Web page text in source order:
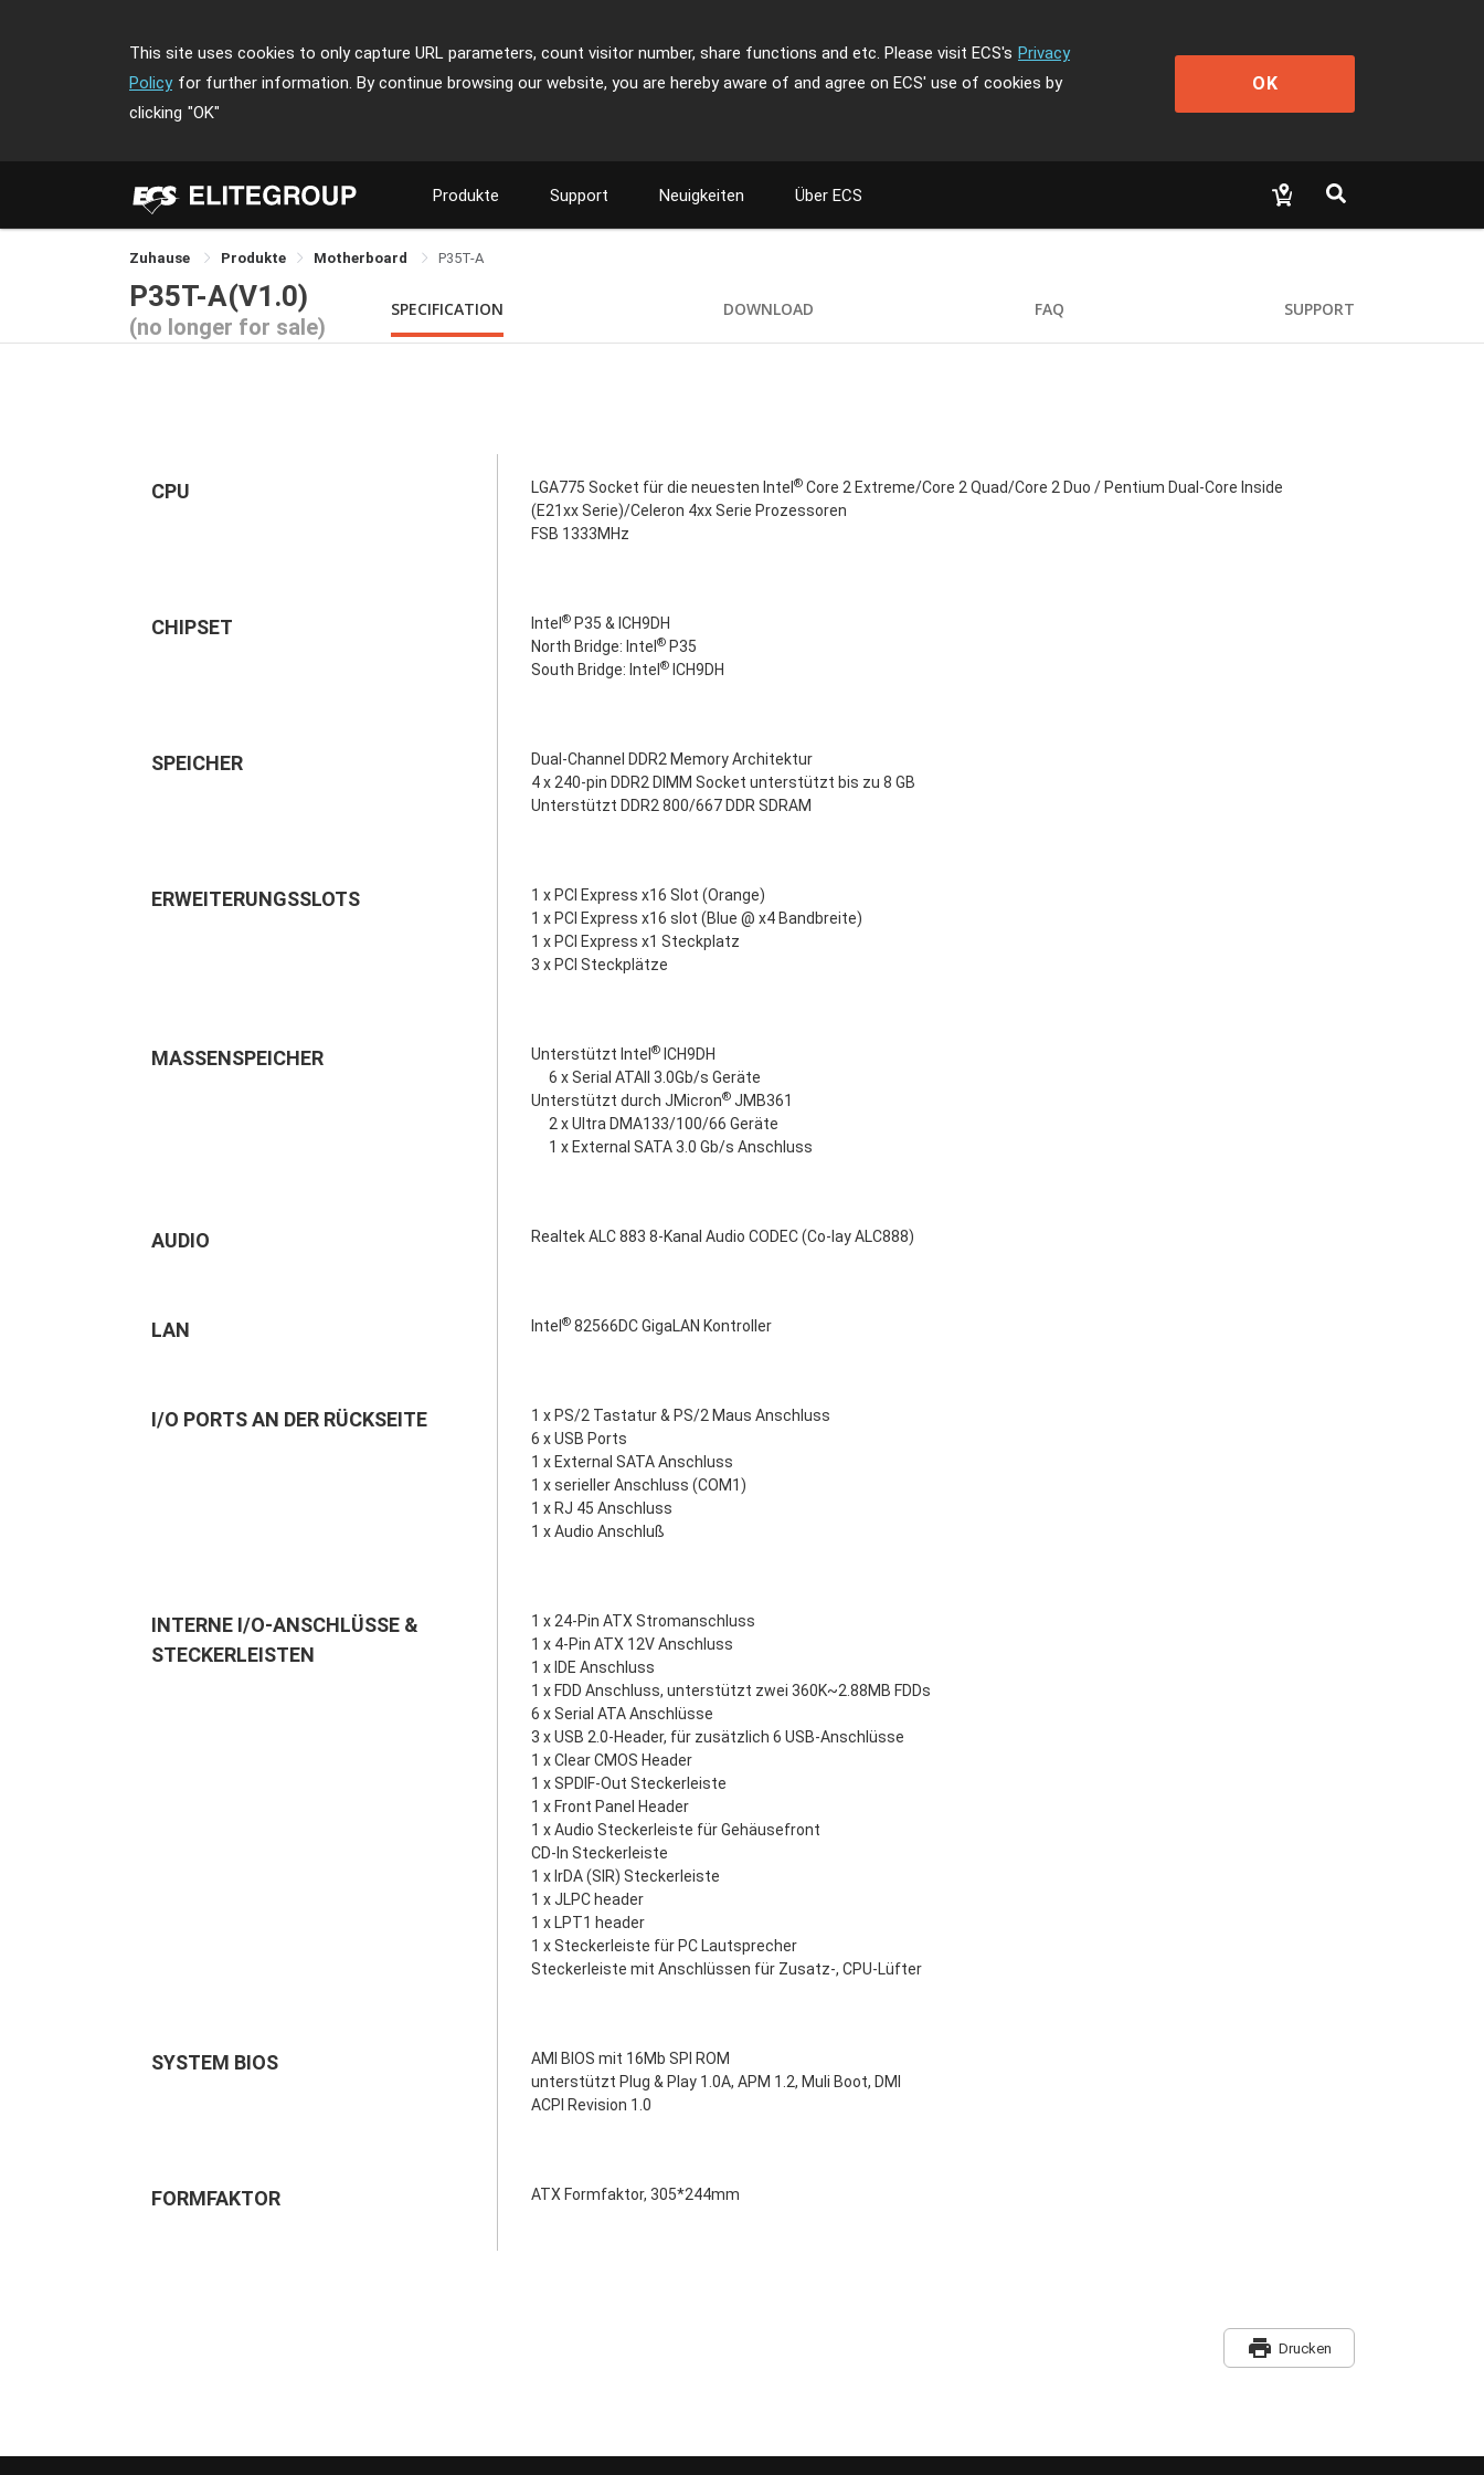
This site uses cookies to only capture URL parameters, count visitor number, share functions and etc. Please visit ECS's Privacy
Policy for further information. By continue browsing our website, you are hereby aware of and agree on ECS' use of cookies by
clicking "OK"
OK
Produkte Support Neuigkeiten Über ECS
Zuhause Produkte Motherboard P35T-A
P35T-A(V1.0)
(no longer for sale)
SPECIFICATION DOWNLOAD FAQ SUPPORT
CPU LGA775 Socket für die neuesten Intel ® Core 2 Extreme/Core 2 Quad/Core 2 Duo / Pentium Dual-Core Inside
(E21xx Serie)/Celeron 4xx Serie Prozessoren
FSB 1333MHz
CHIPSET Intel ® P35 & ICH9DH
North Bridge: Intel ® P35
South Bridge: Intel ® ICH9DH
SPEICHER
Dual-Channel DDR2 Memory Architektur
4 x 240-pin DDR2 DIMM Socket unterstützt bis zu 8 GB
Unterstützt DDR2 800/667 DDR SDRAM
ERWEITERUNGSSLOTS
1 x PCI Express x16 Slot (Orange)
1 x PCI Express x16 slot (Blue @ x4 Bandbreite)
1 x PCI Express x1 Steckplatz
3 x PCI Steckplätze
MASSENSPEICHER Unterstützt Intel ® ICH9DH
6 x Serial ATAII 3.0Gb/s Geräte
Unterstützt durch JMicron® JMB361
2 x Ultra DMA133/100/66 Geräte
1 x External SATA 3.0 Gb/s Anschluss
AUDIO Realtek ALC 883 8-Kanal Audio CODEC (Co-lay ALC888)
LAN Intel ® 82566DC GigaLAN Kontroller
I/O PORTS AN DER RÜCKSEITE
1 x PS/2 Tastatur & PS/2 Maus Anschluss
6 x USB Ports
1 x External SATA Anschluss
1 x serieller Anschluss (COM1)
1 x RJ 45 Anschluss
1 x Audio Anschluß
INTERNE I/O-ANSCHLÜSSE &
STECKERLEISTEN
1 x 24-Pin ATX Stromanschluss
1 x 4-Pin ATX 12V Anschluss
1 x IDE Anschluss
1 x FDD Anschluss, unterstützt zwei 360K~2.88MB FDDs
6 x Serial ATA Anschlüsse
3 x USB 2.0-Header, für zusätzlich 6 USB-Anschlüsse
1 x Clear CMOS Header
1 x SPDIF-Out Steckerleiste
1 x Front Panel Header
1 x Audio Steckerleiste für Gehäusefront
CD-In Steckerleiste
1 x IrDA (SIR) Steckerleiste
1 x JLPC header
1 x LPT1 header
1 x Steckerleiste für PC Lautsprecher
Steckerleiste mit Anschlüssen für Zusatz-, CPU-Lüfter
SYSTEM BIOS
AMI BIOS mit 16Mb SPI ROM
unterstützt Plug & Play 1.0A, APM 1.2, Muli Boot, DMI
ACPI Revision 1.0
FORMFAKTOR ATX Formfaktor, 305*244mm
print Drucken